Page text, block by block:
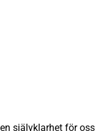
självklarhet för oss